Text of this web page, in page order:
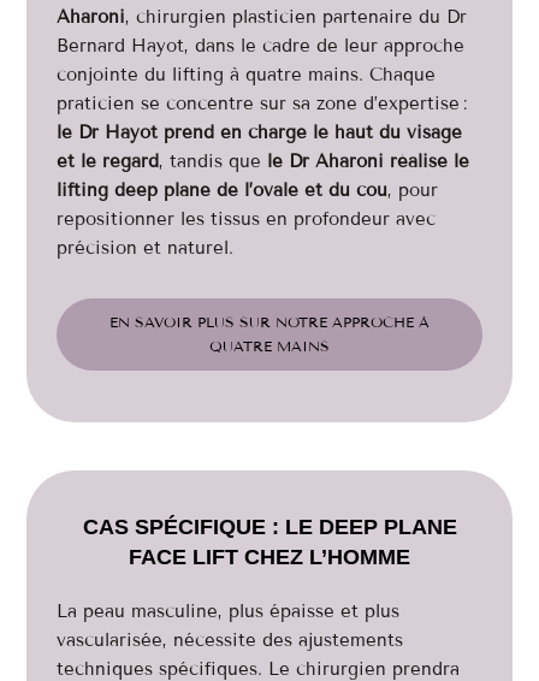
Aharoni, chirurgien plasticien partenaire du Dr
Bernard Hayot, dans le cadre de leur approche
conjointe du lifting à quatre mains. Chaque
praticien se concentre sur sa zone d’expertise :
le Dr Hayot prend en charge le haut du visage
et le regard, tandis que le Dr Aharoni réalise le
lifting deep plane de l’ovale et du cou, pour
repositionner les tissus en profondeur avec
précision et naturel.
EN SAVOIR PLUS SUR NOTRE APPROCHE À
QUATRE MAINS
CAS SPÉCIFIQUE : LE DEEP PLANE
FACE LIFT CHEZ L’HOMME
La peau masculine, plus épaisse et plus
vascularisée, nécessite des ajustements
techniques spécifiques. Le chirurgien prendra